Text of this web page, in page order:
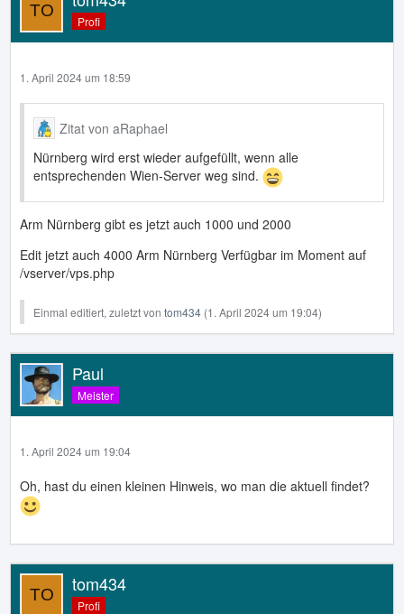
Profi
1. April 2024 um 18:59
Zitat von aRaphael
Nürnberg wird erst wieder aufgefüllt, wenn alle
entsprechenden Wien-Server weg sind.
Arm Nürnberg gibt es jetzt auch 1000 und 2000
Edit jetzt auch 4000 Arm Nürnberg Verfügbar im Moment auf
/vserver/vps.php
Einmal editiert, zuletzt von tom434 (1. April 2024 um 19:04)
Paul
Meister
1. April 2024 um 19:04
Oh, hast du einen kleinen Hinweis, wo man die aktuell findet?
tom434
Profi